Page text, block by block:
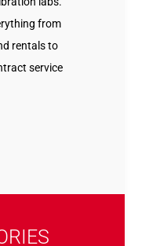
from
rentals to
service